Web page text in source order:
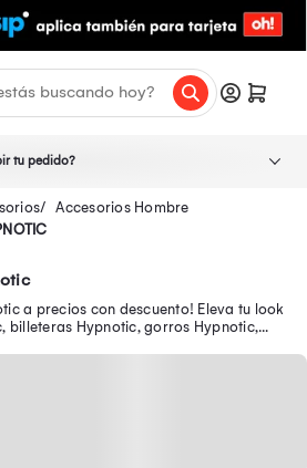
tu pedido?
Accesorios Hombre
a precios con descuento! Eleva tu look
billeteras Hypnotic, gorros Hypnotic,